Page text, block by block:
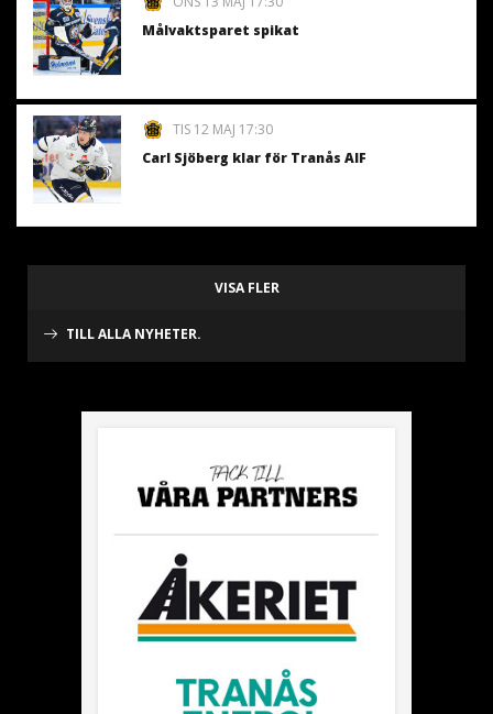
Målvaktsparet spikat
TIS 12 MAJ 17:30
Carl Sjöberg klar för Tranås AIF
VISA FLER
TILL ALLA NYHETER.